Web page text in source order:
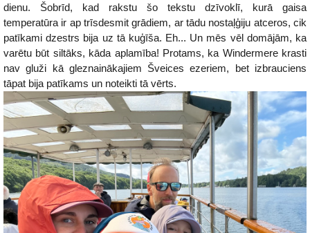
dienu. Šobrīd, kad rakstu šo tekstu dzīvoklī, kurā gaisa
temperatūra ir ap trīsdesmit grādiem, ar tādu nostaļģiju atceros, cik
patīkami dzestrs bija uz tā kuģīša. Eh... Un mēs vēl domājām, ka
varētu būt siltāks, kāda aplamība! Protams, ka Windermere krasti
nav gluži kā gleznainākajiem Šveices ezeriem, bet izbrauciens
tāpat bija patīkams un noteikti tā vērts.